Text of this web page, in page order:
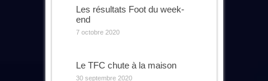
Les résultats Foot du week-
end
7 octobre 2020
Le TFC chute à la maison
30 septembre 2020